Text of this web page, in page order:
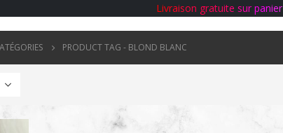
Livraison gratuite sur panier
PRODUCT TAG - BLOND BLANC